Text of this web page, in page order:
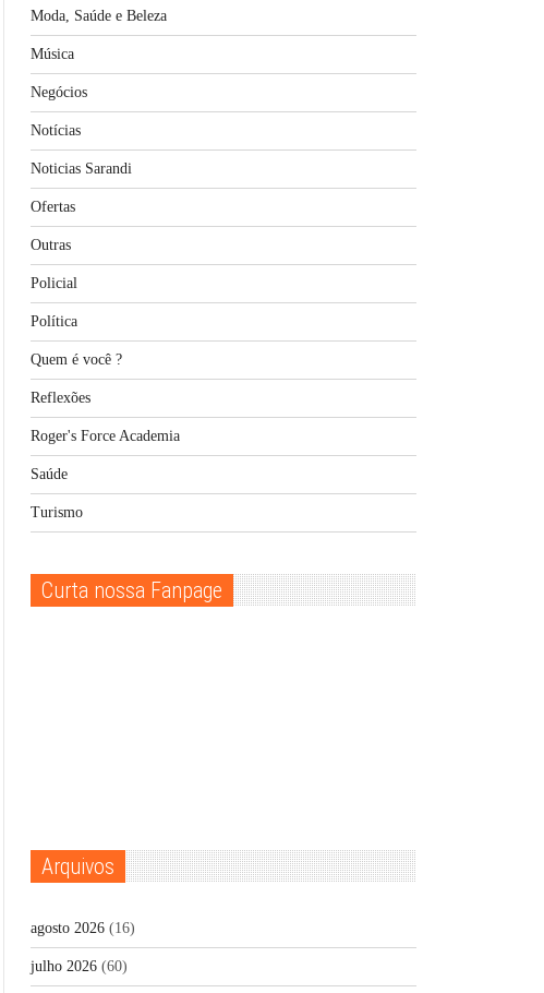
Moda, Saúde e Beleza
Música
Negócios
Notícias
Noticias Sarandi
Ofertas
Outras
Policial
Política
Quem é você ?
Reflexões
Roger's Force Academia
Saúde
Turismo
Curta nossa Fanpage
Arquivos
agosto 2026(16)
julho 2026(60)